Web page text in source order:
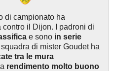
di campionato ha
contro il Dijon. I padroni di
e sono in serie
squadra di mister Goudet ha
tra le mura
rendimento molto buono